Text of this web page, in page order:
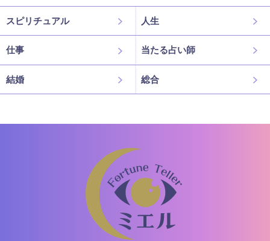
スピリチュアル 人生
仕事 当たる占い師
結婚 総合